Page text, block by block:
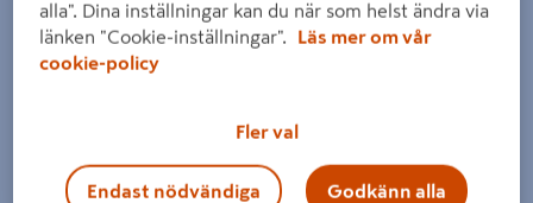
alla". Dina inställningar kan du när som helst ändra via
länken "Cookie-inställningar".
Läs mer om vår
cookie-policy
Fler val
Endast nödvändiga Godkänn alla